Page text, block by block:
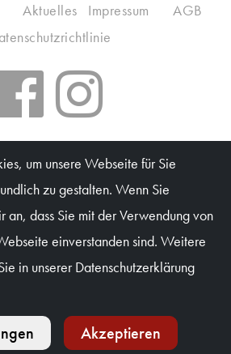
Ticket
Kulturvereinigung
10–16 Uhr, Di, Mi, Fr 10–13 Uhr
(Trakl-Haus), 5020 Salzburg
Kulturvereinigung 2026
Aktuelles Impressum
AGB
um unsere Webseite für Sie
zu gestalten. Wenn Sie
an, dass Sie mit der Verwendung von
einverstanden sind. Weitere
in unserer Datenschutzerklärung
Akzeptieren